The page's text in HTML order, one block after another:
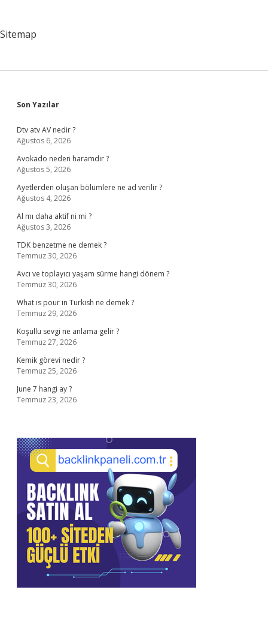
Sitemap
Sidebar
Son Yazılar
Dtv atv AV nedir ?
Ağustos 6, 2026
Avokado neden haramdır ?
Ağustos 5, 2026
Ayetlerden oluşan bölümlere ne ad verilir ?
Ağustos 4, 2026
Al mı daha aktif ni mi ?
Ağustos 3, 2026
TDK benzetme ne demek ?
Temmuz 30, 2026
Avcı ve toplayıcı yaşam sürme hangi dönem ?
Temmuz 30, 2026
What is pour in Turkish ne demek ?
Temmuz 29, 2026
Koşullu sevgi ne anlama gelir ?
Temmuz 27, 2026
Kemik görevi nedir ?
Temmuz 25, 2026
June 7 hangi ay ?
Temmuz 23, 2026